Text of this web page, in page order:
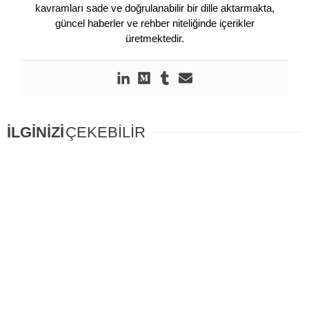
kavramları sade ve doğrulanabilir bir dille aktarmakta,
güncel haberler ve rehber niteliğinde içerikler
üretmektedir.
İLGİNİZİÇEKEBİLİR